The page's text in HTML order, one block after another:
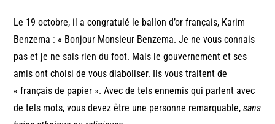
Le 19 octobre, il a congratulé le ballon d’or français, Karim
Benzema : « Bonjour Monsieur Benzema. Je ne vous connais
pas et je ne sais rien du foot. Mais le gouvernement et ses
amis ont choisi de vous diaboliser. Ils vous traitent de
« français de papier ». Avec de tels ennemis qui parlent avec
de tels mots, vous devez être une personne remarquable,sans